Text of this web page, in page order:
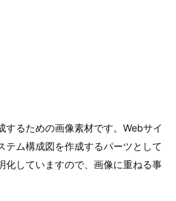
するための画像素材です。Webサイ
テム構成図を作成するパーツとして
化していますので、画像に重ねる事